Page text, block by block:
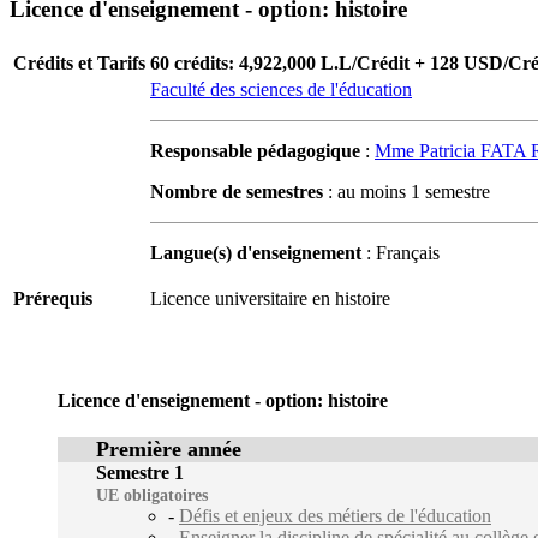
Licence d'enseignement - option: histoire
Crédits et Tarifs 60 crédits: 4,922,000 L.L/Crédit + 128 USD/
Faculté des sciences de l'éducation
Responsable pédagogique : Mme Patricia FATA
Nombre de semestres : au moins 1 semestre
Langue(s) d'enseignement: Français
Prérequis Licence universitaire en histoire
Licence d'enseignement - option: histoire
Première année
Semestre 1
UE obligatoires
- Défis et enjeux des métiers de l'éducation